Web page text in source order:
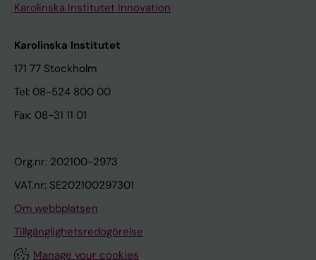
Karolinska Institutet Innovation
Karolinska Institutet
171 77 Stockholm
Tel: 08-524 800 00
Fax: 08-31 11 01
Org.nr: 202100-2973
VAT.nr: SE202100297301
Om webbplatsen
Tillgänglighetsredogörelse
Manage your cookies